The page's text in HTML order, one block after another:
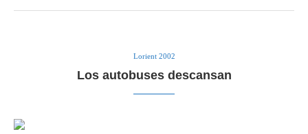
Lorient 2002
Los autobuses descansan